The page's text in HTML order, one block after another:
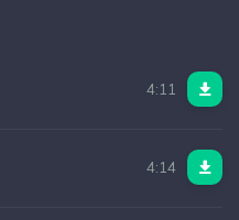
4:11
4:14